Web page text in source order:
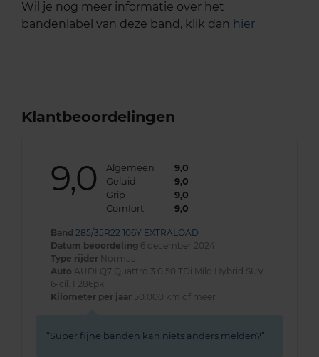
Wil je nog meer informatie over het
bandenlabel van deze band, klik dan hier
Klantbeoordelingen
9,0 Algemeen
9,0
Geluid
9,0
Grip
9,0
Comfort
9,0
Band 285/35R22 106Y EXTRALOAD
Datum beoordeling 6 december 2024
Type rijder Normaal
Auto AUDI Q7 Quattro 3.0 50 TDi Mild Hybrid SUV
6-cil. I 286pk
Kilometer per jaar 50.000 km of meer
Super fijne banden kan niets anders melden?